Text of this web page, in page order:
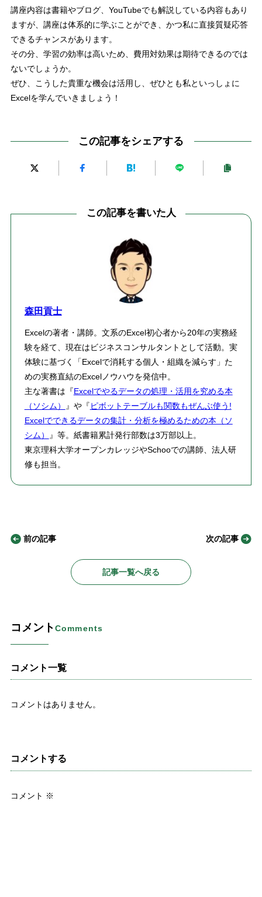
講座内容は書籍やブログ、 YouTubeでも解説している内容もあり
ますが、 講座は体系的に学ぶことができ、かつ私に直接質疑応答
できるチャンスがあります。
その分、 学習の効率は高いため、費用対効果は期待できるのでは
ないでしょうか。
ぜひ、こうした貴重な機会は活用し、ぜひとも私といっしょに
Excelを学んでいきましょう！
この記事をシェアする
この記事を書いた人
森田貢士
Excelの著者・講師。文系のExcel初心者から20年の実務経
験を経て、現在はビジネスコンサルタントとして活動。実
体験に基づく「Excelで消耗する個人・組織を減らす」た
めの実務直結のExcelノウハウを発信中。
主な著書は『Excelでやるデータの処理・活用を究める本
（ソシム）
』や『ピボットテーブルも関数もぜんぶ使う!
Excelでできるデータの集計・分析を極めるための本（ソ
シム）
』等。紙書籍累計発行部数は3万部以上。
東京理科大学オープンカレッジやSchooでの講師、法人研
修も担当。
前の記事
記事一覧へ戻る
次の記事
コメントComments
コメント一覧
コメントはありません。
コメントする
コメント ※